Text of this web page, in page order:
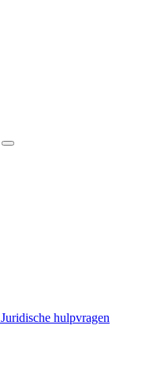
Juridische hulpvragen